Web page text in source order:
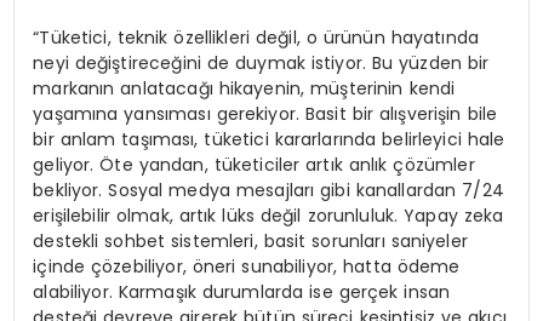
“Tüketici, teknik özellikleri değil, o ürünün hayatında
neyi değiştireceğini de duymak istiyor. Bu yüzden bir
markanın anlatacağı hikayenin, müşterinin kendi
yaşamına yansıması gerekiyor. Basit bir alışverişin bile
bir anlam taşıması, tüketici kararlarında belirleyici hale
geliyor. Öte yandan, tüketiciler artık anlık çözümler
bekliyor. Sosyal medya mesajları gibi kanallardan 7/24
erişilebilir olmak, artık lüks değil zorunluluk. Yapay zeka
destekli sohbet sistemleri, basit sorunları saniyeler
içinde çözebiliyor, öneri sunabiliyor, hatta ödeme
alabiliyor. Karmaşık durumlarda ise gerçek insan